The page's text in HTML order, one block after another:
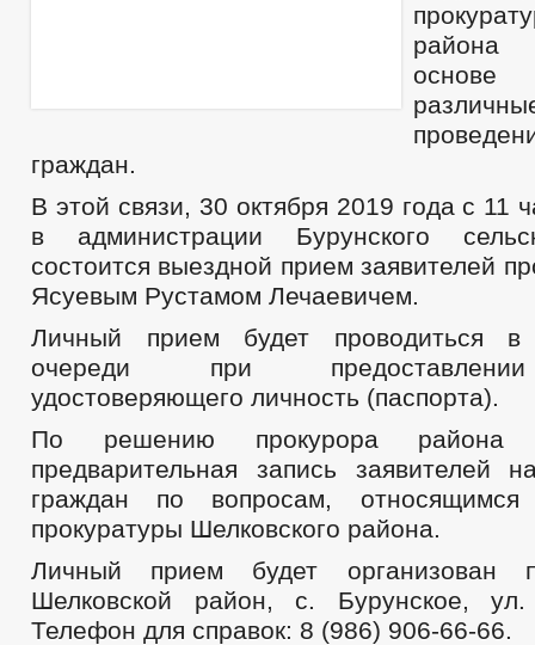
района
основе
граждан.
В этой связи, 30 октября 2019 года с 11
в администрации Бурунского
состоится выездной прием заявителей
Ясуевым Рустамом Лечаевичем.
Личный прием будет проводиться в
очереди при
удостоверяющего личность (паспорта).
По решению прокурора района
предварительная запись заявителей
граждан по вопросам, относящимся
прокуратуры Шелковского района.
Личный прием будет организован
Шелковской район, с. Бурунское,
Телефон для справок: 8 (986) 906-66-66.